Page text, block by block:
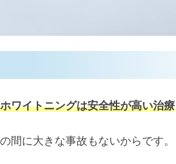
ホワイトニングは安全性が高い治療
間に大きな事故もないからです。